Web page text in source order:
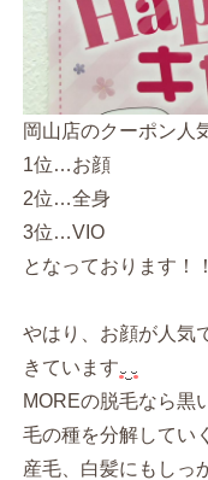
岡山店のクーポン人
1位…お顔
2位…全身
3位…VIO
となっております！！
やはり、お顔が人気
きています
MOREの脱毛なら黒
毛の種を分解してい
産毛、白髪にもしっ